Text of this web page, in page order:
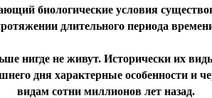
биологические условия
длительного периода
нигде не живут. Исторически их
дня характерные особенности
видам сотни миллионов лет назад.